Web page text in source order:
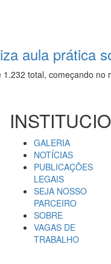
aula prática
total, começando no
GALERIA
NOTÍCIAS
PUBLICAÇÕES
LEGAIS
SEJA NOSSO
PARCEIRO
SOBRE
VAGAS DE
TRABALHO